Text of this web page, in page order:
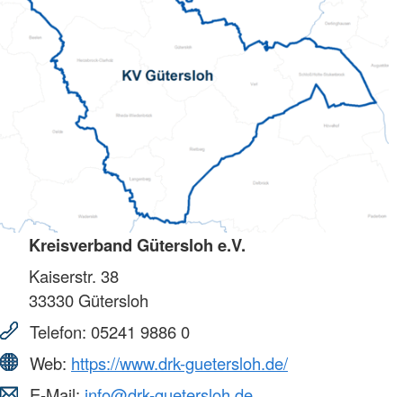
Kreisverband Gütersloh e.V.
Kaiserstr. 38
33330Gütersloh
Telefon: 05241 9886 0
Web: https://www.drk-guetersloh.de/